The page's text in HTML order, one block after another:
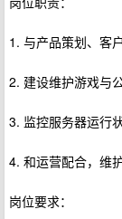
1. 与产品策划、客
2. 建设维护游戏与
3. 监控服务器运行
4. 和运营配合，维
岗位要求：